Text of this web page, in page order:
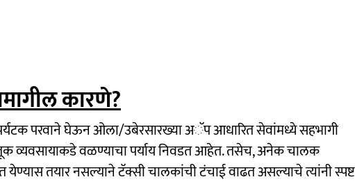
कारणे?
परवाने घेऊन ओला/उबेरसारख्या अॅप आधारित सेवांमध्ये सहभागी
व्यवसायाकडे वळण्याचा पर्याय निवडत आहेत. तसेच, अनेक चालक
तयार नसल्याने टॅक्सी चालकांची टंचाई वाढत असल्याचे त्यांनी स्पष्ट